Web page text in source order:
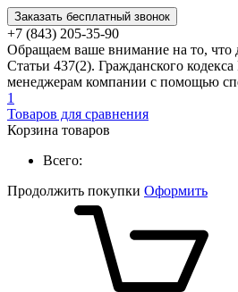
Заказать бесплатный звонок
+7 (843) 205-35-90
Обращаем ваше внимание на то, что
Статьи 437(2). Гражданского
менеджерам компании с помощью
1
Товаров для сравнения
Корзина товаров
Всего:
Продолжить покупки Оформить